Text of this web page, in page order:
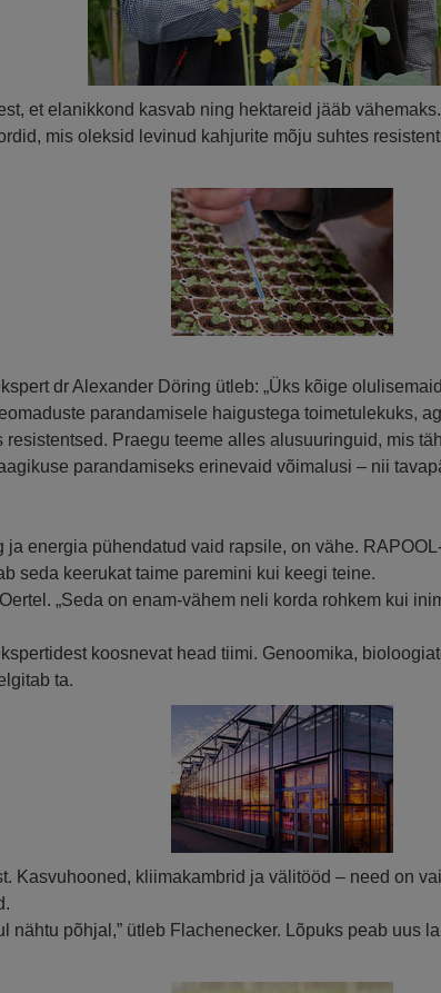
et elanikkond kasvab ning hektareid jääb
mis oleksid levinud kahjurite mõju suhtes
dr Alexander Döring ütleb: „Üks kõige
parandamisele haigustega toimetulekuks,
Praegu teeme alles alusuuringuid, mis
parandamiseks erinevaid võimalusi – nii
energia pühendatud vaid rapsile, on vähe.
seda keerukat taime paremini kui keegi teine.
„Seda on enam-vähem neli korda rohkem kui
koosnevat head tiimi. Genoomika,
ta.
Kasvuhooned, kliimakambrid ja välitööd – need on
nähtu põhjal,” ütleb Flachenecker. Lõpuks peab uus